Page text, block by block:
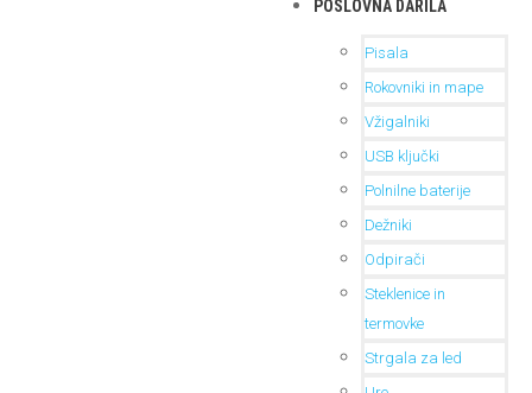
POSLOVNA DARILA
Pisala
Rokovniki in mape
Vžigalniki
USB ključki
Polnilne baterije
Dežniki
Odpirači
Steklenice in
termovke
Strgala za led